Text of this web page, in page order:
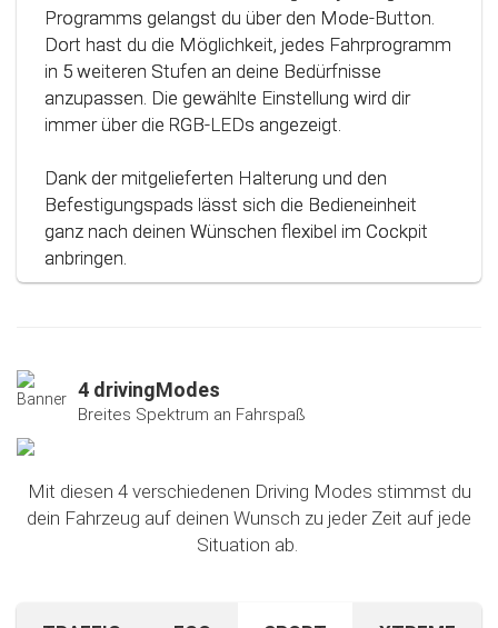
Programms gelangst du über den Mode-Button.
Dort hast du die Möglichkeit, jedes Fahrprogramm
in 5 weiteren Stufen an deine Bedürfnisse
anzupassen. Die gewählte Einstellung wird dir
immer über die RGB-LEDs angezeigt.
Dank der mitgelieferten Halterung und den
Befestigungspads lässt sich die Bedieneinheit
ganz nach deinen Wünschen flexibel im Cockpit
anbringen.
4 drivingModes
Breites Spektrum an Fahrspaß
Mit diesen 4 verschiedenen Driving Modes stimmst du
dein Fahrzeug auf deinen Wunsch zu jeder Zeit auf jede
Situation ab.